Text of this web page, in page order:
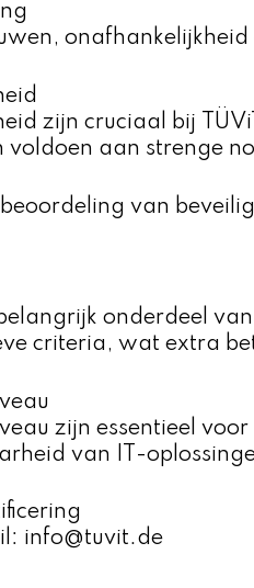
zijn cruciaal bij
aan strenge
van
onderdeel
criteria, wat extra
zijn essentieel
van IT-
info@tuvit.de